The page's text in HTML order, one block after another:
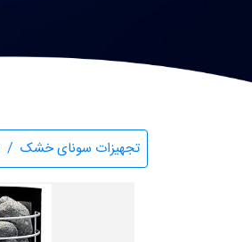
تجهیزات سونای خشک